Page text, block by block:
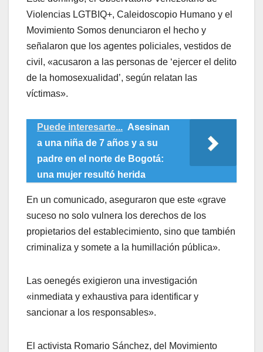
Violencias LGTBIQ+, Caleidoscopio Humano y el
Movimiento Somos denunciaron el hecho y
señalaron que los agentes policiales, vestidos de
civil, «acusaron a las personas de ‘ejercer el delito
de la homosexualidad’, según relatan las
víctimas».
Puede interesarte... Asesinan
a una niña de 7 años y a su
padre en el norte de Bogotá:
una mujer resultó herida
En un comunicado, aseguraron que este «grave
suceso no solo vulnera los derechos de los
propietarios del establecimiento, sino que también
criminaliza y somete a la humillación pública».
Las oenegés exigieron una investigación
«inmediata y exhaustiva para identificar y
sancionar a los responsables».
El activista Romario Sánchez, del Movimiento